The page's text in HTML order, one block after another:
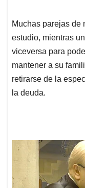
Muchas parejas de
estudio, mientras
viceversa para
mantener a su
retirarse de la
la deuda.